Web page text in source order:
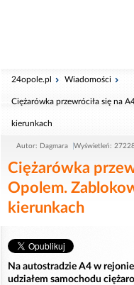
24opole.pl Wiadomości
Ciężarówka przewróciła się na
kierunkach
Autor: Dagmara Wyświetleń:
Ciężarówka
Opolem.
kierunkach
Na autostradzie A4 w
udziałem samochodu